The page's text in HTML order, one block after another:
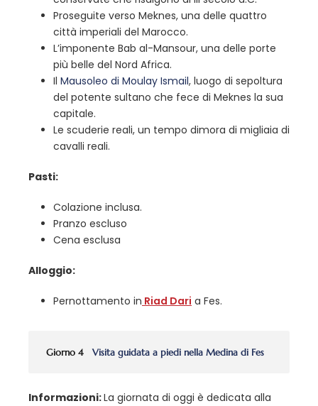
Proseguite verso Meknes, una delle quattro
città imperiali del Marocco.
L’imponente Bab al-Mansour, una delle porte
più belle del Nord Africa.
Il Mausoleo di Moulay Ismail, luogo di sepoltura
del potente sultano che fece di Meknes la sua
capitale.
Le scuderie reali, un tempo dimora di migliaia di
cavalli reali.
Pasti:
Colazione inclusa.
Pranzo escluso
Cena esclusa
Alloggio:
Pernottamento in Riad Dari a Fes.
Giorno 4 Visita guidata a piedi nella Medina di Fes
Informazioni:La giornata di oggi è dedicata alla